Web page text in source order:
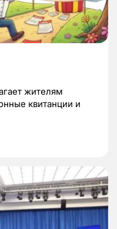
жителям
квитанции и